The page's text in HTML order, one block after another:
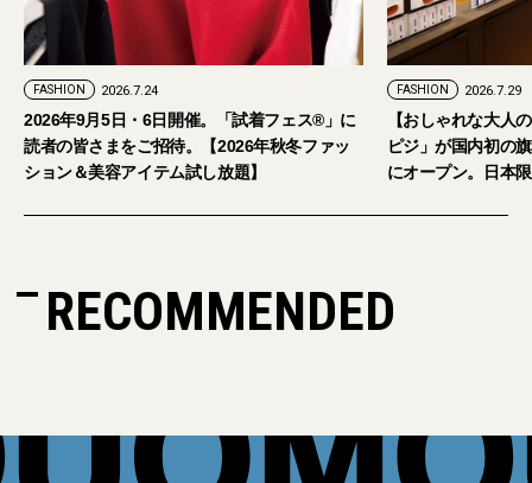
開催。「試着フェス®︎」に
待。【2026年秋冬ファッ
ム試し放題】
【おしゃれな大人のアイウェア】パリ
ピジ」が国内初の旗艦店をキャットス
にオープン。日本限定サングラスも登場
RECOMMENDED